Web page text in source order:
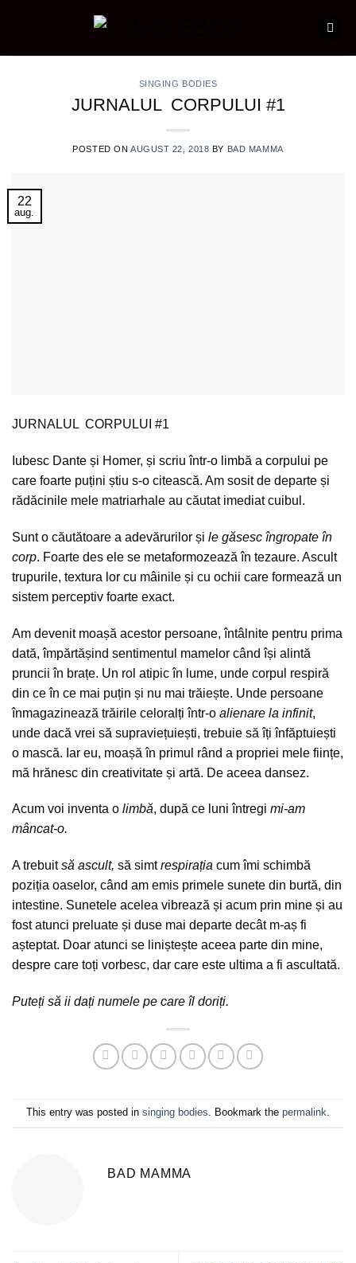
SINGING BODIES
JURNALUL CORPULUI #1
POSTED ON AUGUST 22, 2018 BY BAD MAMMA
22
aug.
JURNALUL CORPULUI #1
Iubesc Dante și Homer, și scriu într-o limbă a corpului pe
care foarte puțini știu s-o citească. Am sosit de departe și
rădăcinile mele matriarhale au căutat imediat cuibul.
Sunt o căutătoare a adevărurilor și le găsesc îngropate în
corp. Foarte des ele se metaformozează în tezaure. Ascult
trupurile, textura lor cu mâinile și cu ochii care formează un
sistem perceptiv foarte exact.
Am devenit moașă acestor persoane, întâlnite pentru prima
dată, împărtășind sentimentul mamelor când își alintă
pruncii în brațe. Un rol atipic în lume, unde corpul respiră
din ce în ce mai puțin și nu mai trăiește. Unde persoane
înmagazinează trăirile celoralți într-o alienare la infinit,
unde dacă vrei să supraviețuiești, trebuie să îți înfăptuiești
o mască. Iar eu, moașă în primul rând a propriei mele ființe,
mă hrănesc din creativitate și artă. De aceea dansez.
Acum voi inventa o limbă, după ce luni întregi mi-am
mâncat-o.
A trebuitsă ascult, să simtrespirația cum îmi schimbă
poziția oaselor, când am emis primele sunete din burtă, din
intestine. Sunetele acelea vibrează și acum prin mine și au
fost atunci preluate și duse mai departe decât m-aș fi
așteptat. Doar atunci se liniștește aceea parte din mine,
despre care toți vorbesc, dar care este ultima a fi ascultată.
Puteți să ii dați numele pe care îl doriți.
This entry was posted in singing bodies. Bookmark the permalink.
BAD MAMMA